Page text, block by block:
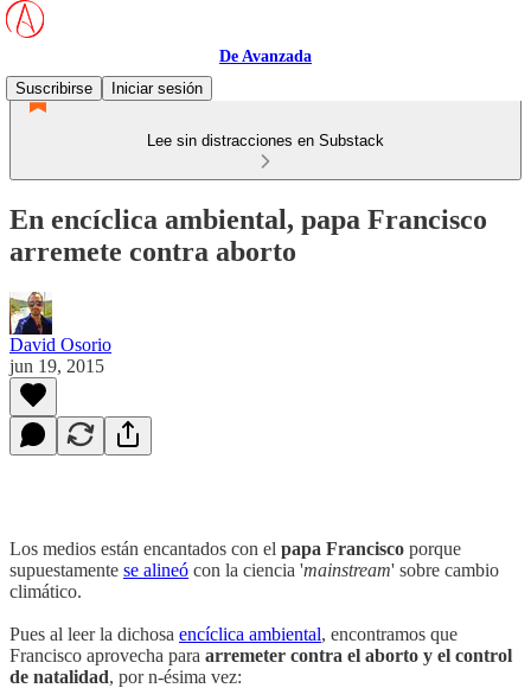
De Avanzada
Suscribirse
Iniciar sesión
Lee sin distracciones en Substack
En encíclica ambiental, papa Francisco
arremete contra aborto
David Osorio
jun 19, 2015
Los medios están encantados con el papa Francisco porque
supuestamente se alineó con la ciencia 'mainstream' sobre cambio
climático.
Pues al leer la dichosa encíclica ambiental, encontramos que
Francisco aprovecha para arremeter contra el aborto y el control
de natalidad, por n-ésima vez: